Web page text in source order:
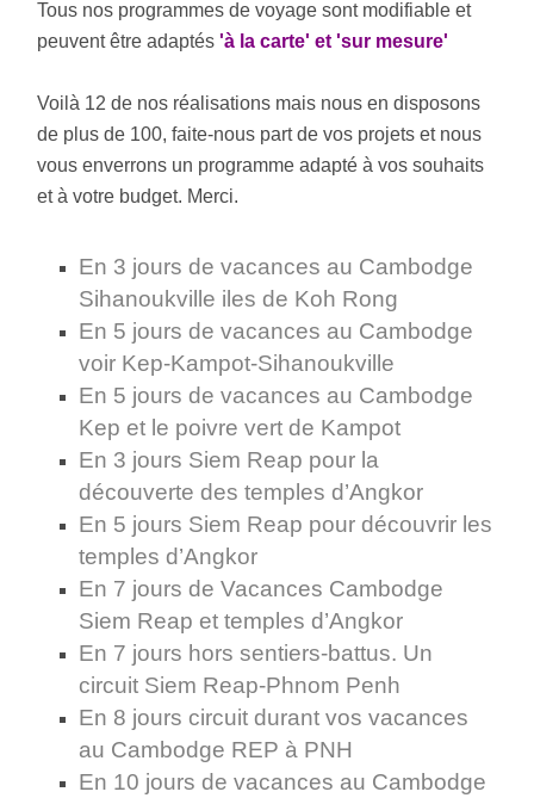
Tous nos programmes de voyage sont modifiable et
peuvent être adaptés'à la carte' et 'sur mesure'
Voilà 12 de nos réalisations mais nous en disposons
de plus de 100, faite-nous part de vos projets et nous
vous enverrons un programme adapté à vos souhaits
et à votre budget. Merci.
En 3 jours de vacances au Cambodge
Sihanoukville iles de Koh Rong
En 5 jours de vacances au Cambodge
voir Kep-Kampot-Sihanoukville
En 5 jours de vacances au Cambodge
Kep et le poivre vert de Kampot
En 3 jours Siem Reap pour la
découverte des temples d’Angkor
En 5 jours Siem Reap pour découvrir les
temples d’Angkor
En 7 jours de Vacances Cambodge
Siem Reap et temples d’Angkor
En 7 jours hors sentiers-battus. Un
circuit Siem Reap-Phnom Penh
En 8 jours circuit durant vos vacances
au Cambodge REP à PNH
En 10 jours de vacances au Cambodge